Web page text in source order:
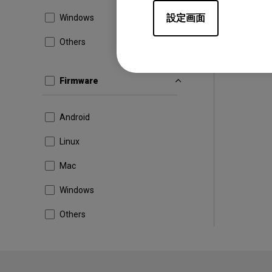
設定画面
Windows
Others
Firmware
Android
Linux
Mac
Windows
Others